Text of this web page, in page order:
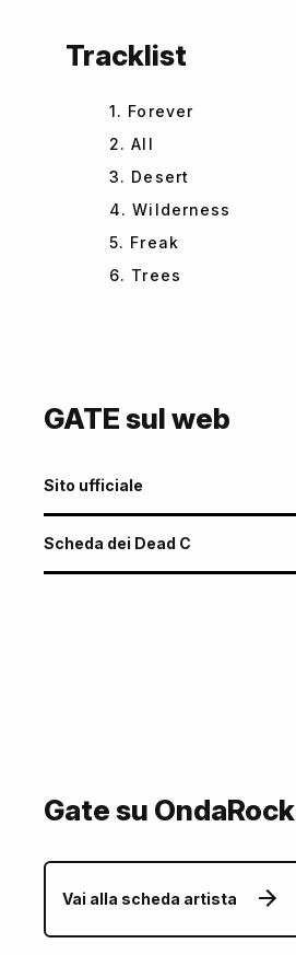
Tracklist
1. Forever
2. All
3. Desert
4. Wilderness
5. Freak
6. Trees
GATE sul web
Sito ufficiale
Scheda dei Dead C
Gate su OndaRock
Vai alla scheda artista